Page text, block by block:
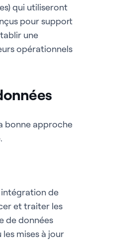
qui utiliseront
pour support
une
opérationnels
bonne approche
de
et traiter les
de données
mises à jour